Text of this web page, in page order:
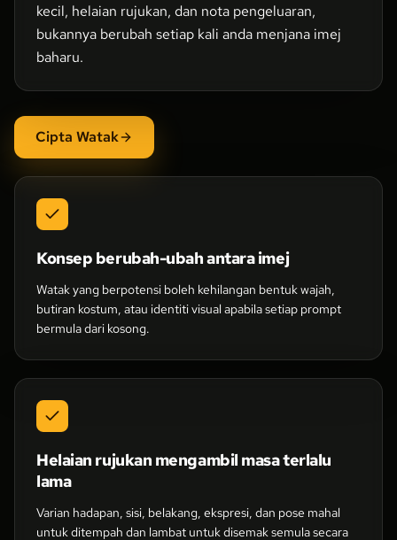
kecil, helaian rujukan, dan nota pengeluaran,
bukannya berubah setiap kali anda menjana imej
baharu.
Cipta Watak
Konsep berubah-ubah antara imej
Watak yang berpotensi boleh kehilangan bentuk wajah,
butiran kostum, atau identiti visual apabila setiap prompt
bermula dari kosong.
Helaian rujukan mengambil masa terlalu
lama
Varian hadapan, sisi, belakang, ekspresi, dan pose mahal
untuk ditempah dan lambat untuk disemak semula secara